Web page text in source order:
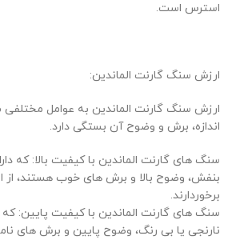
استرس است.
ارزش سنگ گارنت الماندین:
ارزش سنگ گارنت الماندین به عوامل مختلفی
اندازه، برش و وضوح آن بستگی دارد.
سنگ های گارنت الماندین با کیفیت بالا: که
بنفش، وضوح بالا و برش های خوب هستند، از
برخوردارند.
سنگ های گارنت الماندین با کیفیت پایین: که
نارنجی یا بی رنگ، وضوح پایین و برش های